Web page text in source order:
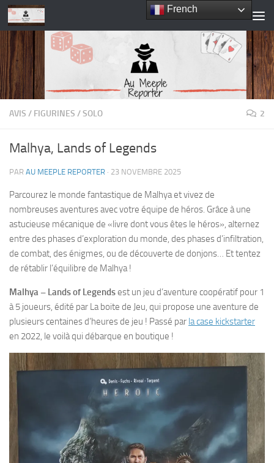
Skip to content
AVIS / FIGURINES /SOLO 2
Malhya, Lands of Legends
PAR AU MEEPLE REPORTER · 23 NOVEMBRE 2025
Parcourez le monde fantastique de Malhya et vivez de
nombreuses aventures avec votre équipe de héros. Grâce à une
astucieuse mécanique de «livre dont vous êtes le héros», alternez
entre des phases d’exploration du monde, des phases d’infiltration,
de combat, des énigmes, ou de découverte de donjons… Et tentez
de rétablir l’équilibre de Malhya !
Malhya – Lands of Legendsest un jeu d’aventure coopératif pour 1
à 5 joueurs, édité par La boite de Jeu, qui propose une aventure de
plusieurs centaines d’heures de jeu ! Passé par la case kickstarter
en 2022, le voilà qui débarque en boutique !
French